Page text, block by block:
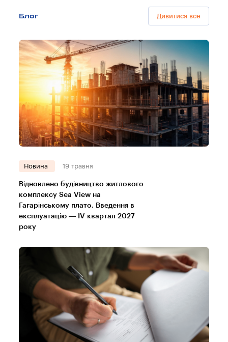
Блог Дивитися все
Новина 19 травня
Відновлено будівництво житлового
комплексу Sea View на
Гагарінському плато. Введення в
експлуатацію — IV квартал 2027
року